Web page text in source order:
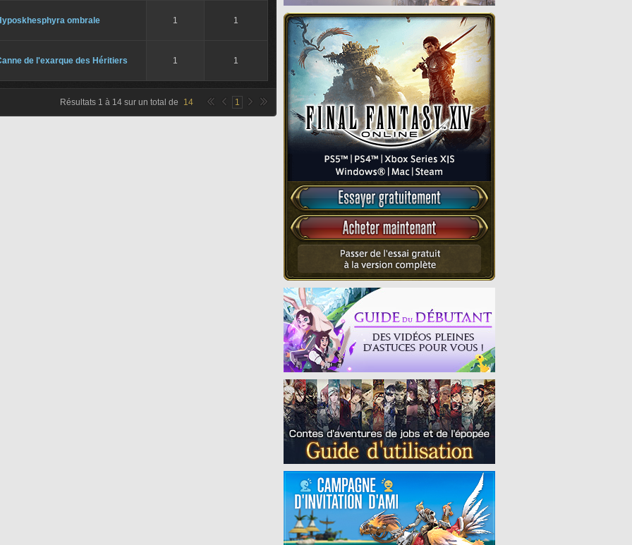
ombrale 1 1
de l'exarque des Héritiers 1 1
Résultats 1 à 14 sur un total de 14 1